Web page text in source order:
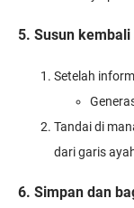
5. Susun
Setelah
Tandai di
dari garis
6. Simpan dan